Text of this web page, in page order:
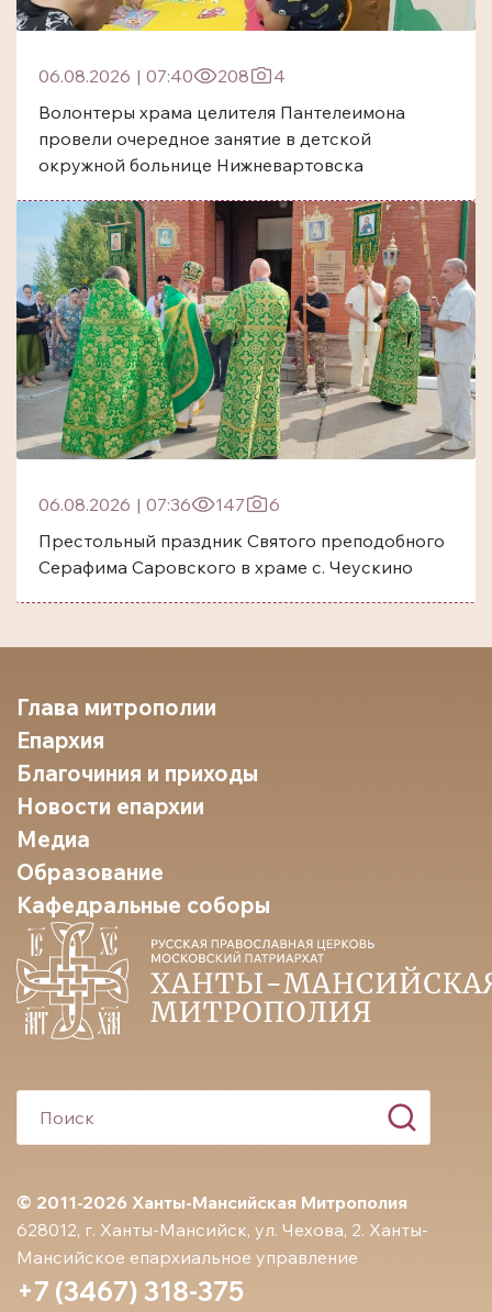
06.08.2026 | 07:40 208
4
Волонтеры храма целителя Пантелеимона
провели очередное занятие в детской
окружной больнице Нижневартовска
06.08.2026 | 07:36 147
6
Престольный праздник Святого преподобного
Серафима Саровского в храме с. Чеускино
© 2011-2026 Ханты-Мансийская Митрополия
628012, г. Ханты-Мансийск, ул. Чехова, 2. Ханты-
Мансийское епархиальное управление
+7 (3467) 318-375
Глава митрополии
Епархия
Благочиния и приходы
Новости епархии
Медиа
Образование
Кафедральные соборы